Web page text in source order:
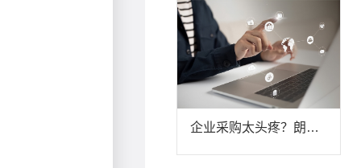
企业采购太头疼？朗尊AI智能采购商城让采购像“淘宝”一样简单又省钱！